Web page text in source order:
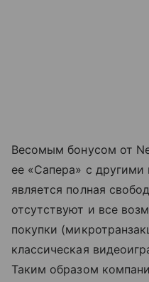
Весомым бонусом от
ее «Сапера» с
является полная
отсутствуют и все
покупки
классическая
Таким образом